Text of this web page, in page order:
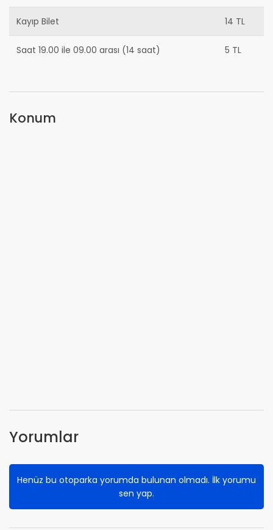
Kayıp Bilet 14 TL
Saat 19.00 ile 09.00 arası (14 saat) 5 TL
Konum
Yorumlar
Henüz bu otoparka yorumda bulunan olmadı. İlk yorumu
sen yap.